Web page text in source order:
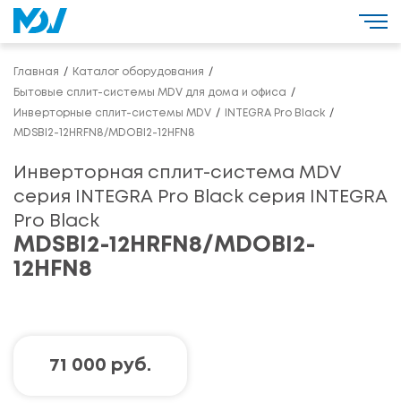
Главная Каталог оборудования
Бытовые сплит-системы MDV для дома и офиса
Инверторные сплит-системы MDV
INTEGRA Pro Black
MDSBI2-12HRFN8/MDOBI2-12HFN8
Инверторная сплит-система MDV
серия INTEGRA Pro Black серия INTEGRA
Pro Black
MDSBI2-12HRFN8/MDOBI2-
12HFN8
71 000 руб.